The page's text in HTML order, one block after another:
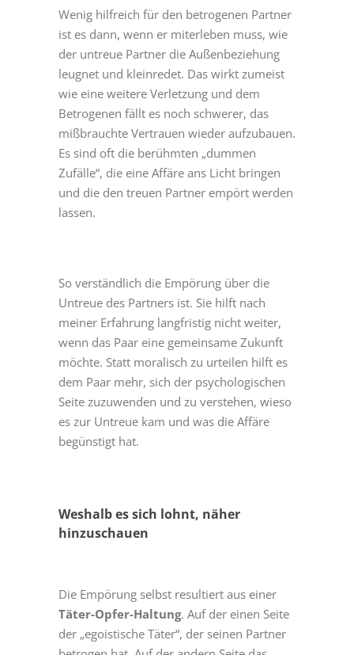
Wenig hilfreich für den betrogenen Partner
ist es dann, wenn er miterleben muss, wie
der untreue Partner die Außenbeziehung
leugnet und kleinredet. Das wirkt zumeist
wie eine weitere Verletzung und dem
Betrogenen fällt es noch schwerer, das
mißbrauchte Vertrauen wieder aufzubauen.
Es sind oft die berühmten „dummen
Zufälle“, die eine Affäre ans Licht bringen
und die den treuen Partner empört werden
lassen.
So verständlich die Empörung über die
Untreue des Partners ist. Sie hilft nach
meiner Erfahrung langfristig nicht weiter,
wenn das Paar eine gemeinsame Zukunft
möchte. Statt moralisch zu urteilen hilft es
dem Paar mehr, sich der psychologischen
Seite zuzuwenden und zu verstehen, wieso
es zur Untreue kam und was die Affäre
begünstigt hat.
Weshalb es sich lohnt, näher
hinzuschauen
Die Empörung selbst resultiert aus einer
Täter-Opfer-Haltung. Auf der einen Seite
der „egoistische Täter“, der seinen Partner